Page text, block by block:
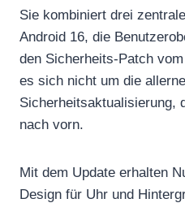
Sie kombiniert drei
Android 16, die
den Sicherheits-Patch
es sich nicht um die
Sicherheitsaktualisierung,
nach vorn.
Mit dem Update erhalten
Design für Uhr und